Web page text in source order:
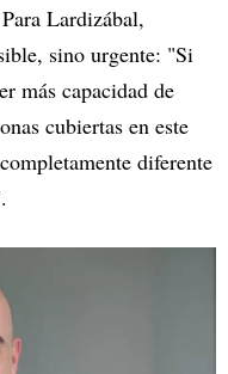
Lardizábal,
sino urgente: "Si
más capacidad de
cubiertas en este
diferente